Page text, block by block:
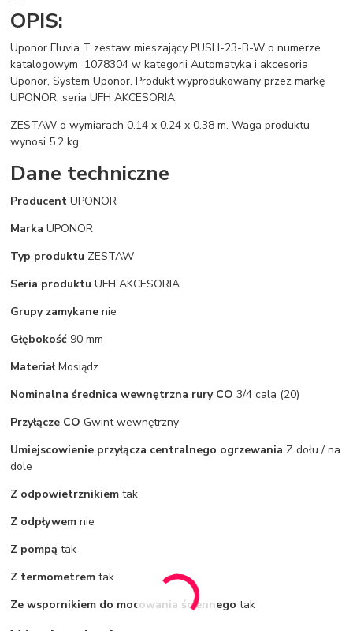
OPIS:
Uponor Fluvia T zestaw mieszający PUSH-23-B-W o numerze
katalogowym 1078304 w kategorii Automatyka i akcesoria
Uponor, System Uponor. Produkt wyprodukowany przez markę
UPONOR, seria UFH AKCESORIA.
ZESTAW o wymiarach 0.14 x 0.24 x 0.38 m. Waga produktu
wynosi 5.2 kg.
Dane techniczne
ProducentUPONOR
MarkaUPONOR
Typ produktu ZESTAW
Seria produktu UFH AKCESORIA
Grupy zamykanenie
Głębokość 90 mm
MateriałMosiądz
Nominalna średnica wewnętrzna rury CO3/4 cala (20)
Przyłącze CO Gwint wewnętrzny
Umiejscowienie przyłącza centralnego ogrzewania Z dołu / na
dole
Z odpowietrznikiemtak
Z odpływemnie
Z pompątak
Z termometremtak
Ze wspornikiem do mocowania ściennegotak